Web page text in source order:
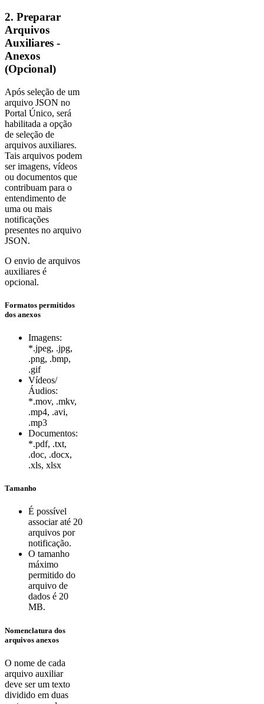
2. Preparar
Arquivos
Auxiliares -
Anexos
(Opcional)
Após seleção de um
arquivo JSON no
Portal Único, será
habilitada a opção
de seleção de
arquivos auxiliares.
Tais arquivos podem
ser imagens, vídeos
ou documentos que
contribuam para o
entendimento de
uma ou mais
notificações
presentes no arquivo
JSON.
O envio de arquivos
auxiliares é
opcional.
Formatos permitidos
dos anexos
Imagens:
*.jpeg, .jpg,
.png, .bmp,
.gif
Vídeos/
Áudios:
*.mov, .mkv,
.mp4, .avi,
.mp3
Documentos:
*.pdf, .txt,
.doc, .docx,
.xls, xlsx
Tamanho
É possível
associar até 20
arquivos por
notificação.
O tamanho
máximo
permitido do
arquivo de
dados é 20
MB.
Nomenclatura dos
arquivos anexos
O nome de cada
arquivo auxiliar
deve ser um texto
dividido em duas